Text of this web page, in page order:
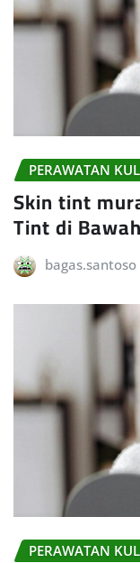
PERAWATAN
Skin tint
Tint di
bagas.santoso
PERAWATAN